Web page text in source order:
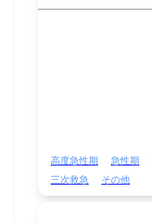
高度急性期 急性期
三次救急
その他